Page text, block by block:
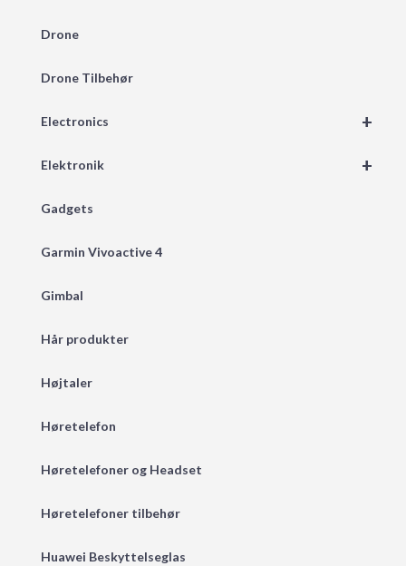
Drone
Drone Tilbehør
+
Electronics
+
Elektronik
Gadgets
Garmin Vivoactive 4
Gimbal
Hår produkter
Højtaler
Høretelefon
Høretelefoner og Headset
Høretelefoner tilbehør
Huawei Beskyttelseglas